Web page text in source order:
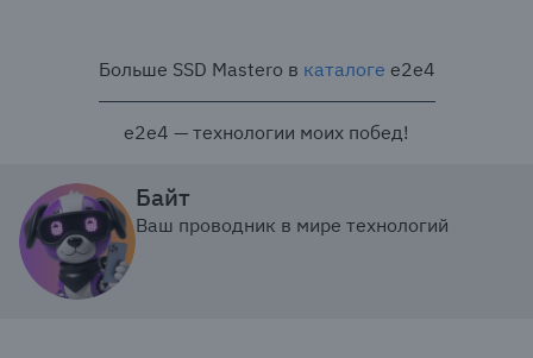
Больше SSD Mastero в каталоге е2е4
e2e4 — технологии моих побед!
Байт
Ваш проводник в мире технологий